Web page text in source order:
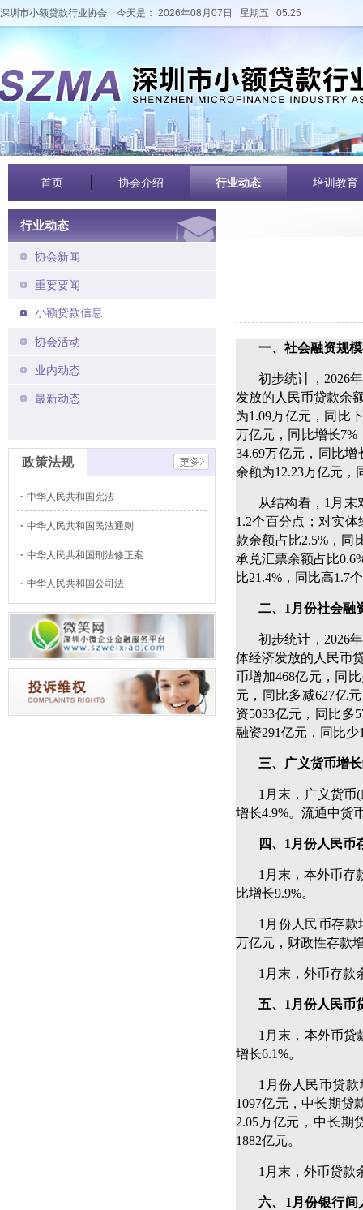
深圳市小额贷款行业协会 今天是： 2026年08月07日 星期五 05:25
首页 协会介绍 行业动态 培训教育
行业动态
协会新闻
重要要闻
小额贷款信息
协会活动
业内动态
最新动态
政策法规
中华人民共和国宪法
中华人民共和国民法通则
中华人民共和国刑法修正案
中华人民共和国公司法
一、社会融资规
初步统计，2026
发放的人民币贷款余
为1.09万亿元，同比
万亿元，同比增长7%
34.69万亿元，同比
余额为12.23万亿元，
从结构看，1月末
1.2个百分点；对实
款余额占比2.5%，同
承兑汇票余额占比
比21.4%，同比高1.7
二、1月份社会融
初步统计，2026
体经济发放的人民币
币增加468亿元，同
元，同比多减627亿
资5033亿元，同比多
融资291亿元，同比少
三、广义货币增
1月末，广义货币
增长4.9%。流通中货
四、1月份人民币
1月末，本外币存
比增长9.9%。
1月份人民币存款
万亿元，财政性存款
1月末，外币存款
五、1月份人民币
1月末，本外币贷
增长6.1%。
1月份人民币贷
1097亿元，中长期贷
2.05万亿元，中长期
1882亿元。
1月末，外币贷款
六、1月份银行间